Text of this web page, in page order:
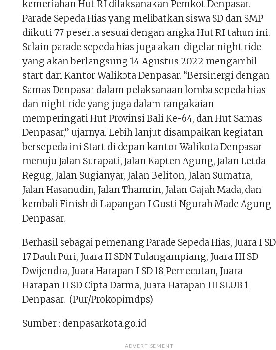
kemeriahan Hut RI dilaksanakan Pemkot Denpasar.
Parade Sepeda Hias yang melibatkan siswa SD dan SMP
diikuti 77 peserta sesuai dengan angka Hut RI tahun ini.
Selain parade sepeda hias juga akan digelar night ride
yang akan berlangsung 14 Agustus 2022 mengambil
start dari Kantor Walikota Denpasar. “Bersinergi dengan
Samas Denpasar dalam pelaksanaan lomba sepeda hias
dan night ride yang juga dalam rangakaian
memperingati Hut Provinsi Bali Ke-64, dan Hut Samas
Denpasar,” ujarnya. Lebih lanjut disampaikan kegiatan
bersepeda ini Start di depan kantor Walikota Denpasar
menuju Jalan Surapati, Jalan Kapten Agung, Jalan Letda
Regug, Jalan Sugianyar, Jalan Beliton, Jalan Sumatra,
Jalan Hasanudin, Jalan Thamrin, Jalan Gajah Mada, dan
kembali Finish di Lapangan I Gusti Ngurah Made Agung
Denpasar.
Berhasil sebagai pemenang Parade Sepeda Hias, Juara I SD
17 Dauh Puri, Juara II SDN Tulangampiang, Juara III SD
Dwijendra, Juara Harapan I SD 18 Pemecutan, Juara
Harapan II SD Cipta Darma, Juara Harapan III SLUB 1
Denpasar. (Pur/Prokopimdps)
Sumber : denpasarkota.go.id
ADVERTISEMENT